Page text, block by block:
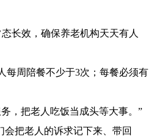
长效，确保养老机构天天有人
每周陪餐不少于3次；每餐必须有
，把老人吃饭当成头等大事。”
把老人的诉求记下来、带回